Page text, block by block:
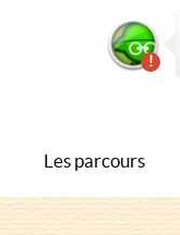
Les parcours